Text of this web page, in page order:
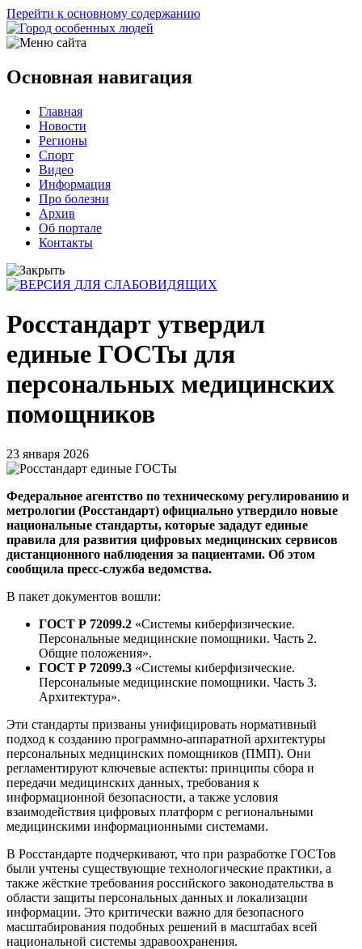
Перейти к основному содержанию
Основная навигация
Главная
Новости
Регионы
Спорт
Видео
Информация
Про болезни
Архив
Об портале
Контакты
Росстандарт утвердил
единые ГОСТы для
персональных медицинских
помощников
23 января 2026
Федеральное агентство по техническому регулированию и
метрологии (Росстандарт) официально утвердило новые
национальные стандарты, которые зададут единые
правила для развития цифровых медицинских сервисов
дистанционного наблюдения за пациентами. Об этом
сообщила пресс-служба ведомства.
В пакет документов вошли:
ГОСТ Р 72099.2 «Системы киберфизические.
Персональные медицинские помощники. Часть 2.
Общие положения».
ГОСТ Р 72099.3 «Системы киберфизические.
Персональные медицинские помощники. Часть 3.
Архитектура».
Эти стандарты призваны унифицировать нормативный
подход к созданию программно-аппаратной архитектуры
персональных медицинских помощников (ПМП). Они
регламентируют ключевые аспекты: принципы сбора и
передачи медицинских данных, требования к
информационной безопасности, а также условия
взаимодействия цифровых платформ с региональными
медицинскими информационными системами.
В Росстандарте подчеркивают, что при разработке ГОСТов
были учтены существующие технологические практики, а
также жёсткие требования российского законодательства в
области защиты персональных данных и локализации
информации. Это критически важно для безопасного
масштабирования подобных решений в масштабах всей
национальной системы здравоохранения.